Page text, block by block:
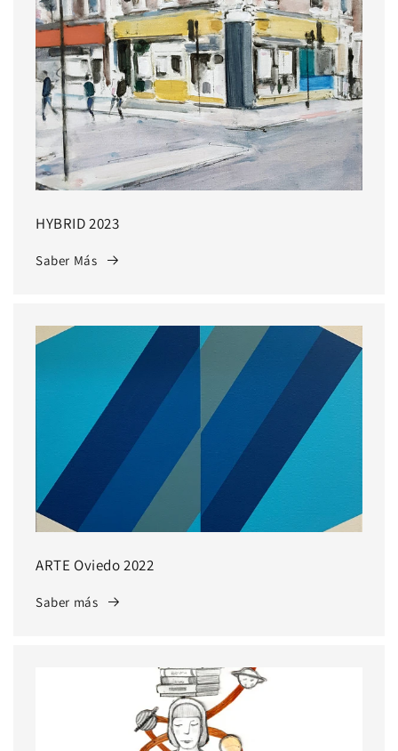
HYBRID 2023
Saber Más
ARTE Oviedo 2022
Saber más